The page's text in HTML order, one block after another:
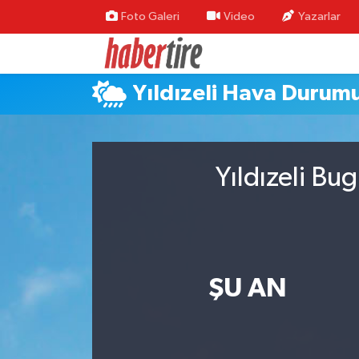
Foto Galeri Video Yazarlar
Yıldızeli Hava
Yıldızeli
ŞU AN
Tire Nöbetçi Eczaneler
Tire Hava Durumu
Tire Trafik Yoğunluk Haritası
Süper Lig Puan Durumu ve Fikstür